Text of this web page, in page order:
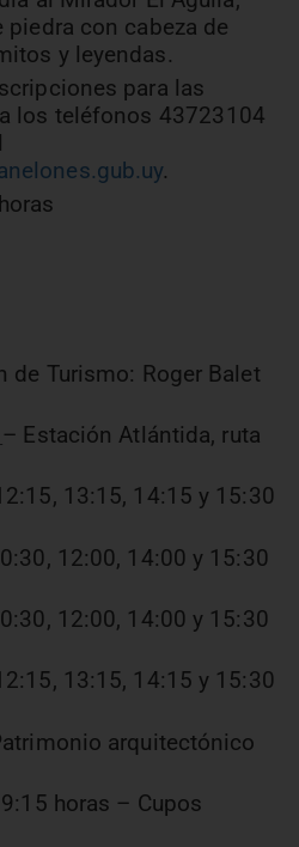
con cabeza de
y leyendas.
para las
los teléfonos 43723104
.
de Turismo: Roger Balet
– Estación Atlántida, ruta
13:15, 14:15 y 15:30
12:00, 14:00 y 15:30
12:00, 14:00 y 15:30
13:15, 14:15 y 15:30
arquitectónico
horas – Cupos